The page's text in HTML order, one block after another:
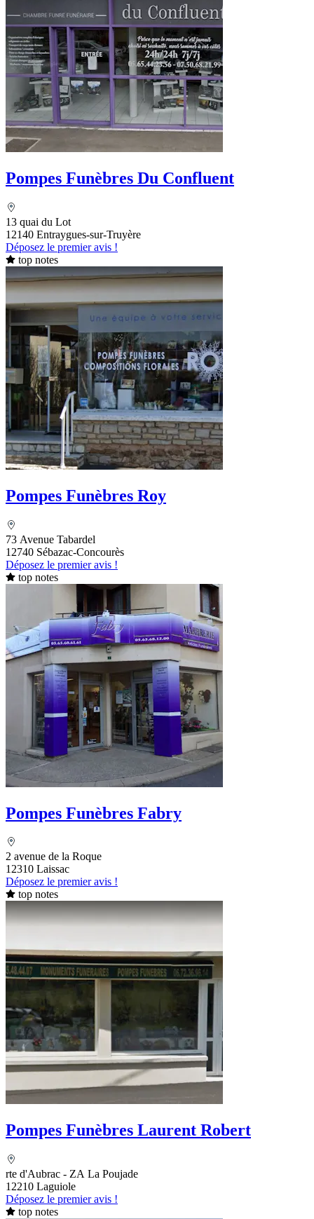
Pompes Funèbres Du Confluent
13 quai du Lot
12140 Entraygues-sur-Truyère
Déposez le premier avis !
top notes
Pompes Funèbres Roy
73 Avenue Tabardel
12740 Sébazac-Concourès
Déposez le premier avis !
top notes
Pompes Funèbres Fabry
2 avenue de la Roque
12310 Laissac
Déposez le premier avis !
top notes
Pompes Funèbres Laurent Robert
rte d'Aubrac - ZA La Poujade
12210 Laguiole
Déposez le premier avis !
top notes